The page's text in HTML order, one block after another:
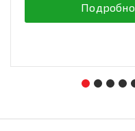
Подробно